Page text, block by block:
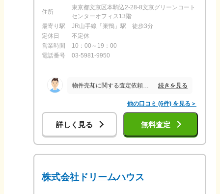
住所
東京都文京区本駒込2-28-8文京グリーンコート
センターオフィス13階
最寄り駅
JR山手線「巣鴨」駅 徒歩3分
定休日
不定休
営業時間
10：00～19：00
電話番号
03-5981-9950
物件売却に関する査定依頼を何社かにお願いしました。 メールの定型的な回答はありましたが、電話で最初にアポイントの連絡があったのはこの方でした。 電話での印象も良く、対応も早かったと思います。 担当者は玉城さんです。 続きを見る
他の口コミ (6件) を見る＞
詳しく見る 無料査定
株式会社ドリームハウス